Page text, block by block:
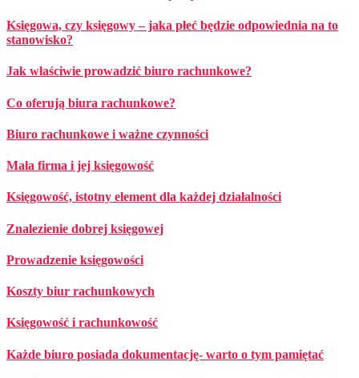
Księgowa, czy księgowy – jaka płeć będzie odpowiednia na to
stanowisko?
Jak właściwie prowadzić biuro rachunkowe?
Co oferują biura rachunkowe?
Biuro rachunkowe i ważne czynności
Mała firma i jej księgowość
Księgowość, istotny element dla każdej działalności
Znalezienie dobrej księgowej
Prowadzenie księgowości
Koszty biur rachunkowych
Księgowość i rachunkowość
Każde biuro posiada dokumentację- warto o tym pamiętać